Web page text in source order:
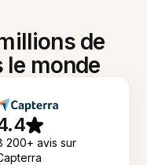
de
le monde
200+ avis sur